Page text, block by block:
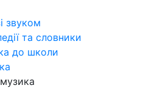
звуком
та словники
до школи